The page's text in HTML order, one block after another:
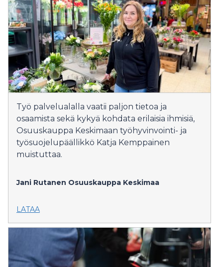
Työ palvelualalla vaatii paljon tietoa ja
osaamista sekä kykyä kohdata erilaisia ihmisiä,
Osuuskauppa Keskimaan työhyvinvointi- ja
työsuojelupäällikkö Katja Kemppainen
muistuttaa.
Jani Rutanen Osuuskauppa Keskimaa
LATAA